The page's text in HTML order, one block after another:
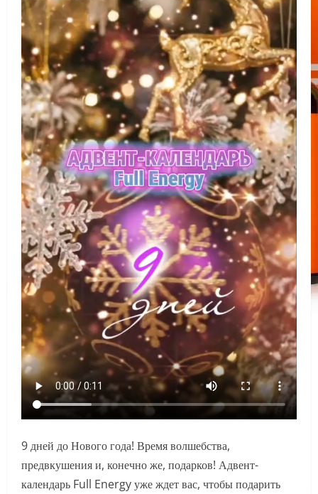
9 дней до Нового года! Время волшебства,
предвкушения и, конечно же, подарков! Адвент-
календарь Full Energy уже ждет вас, чтобы подарить